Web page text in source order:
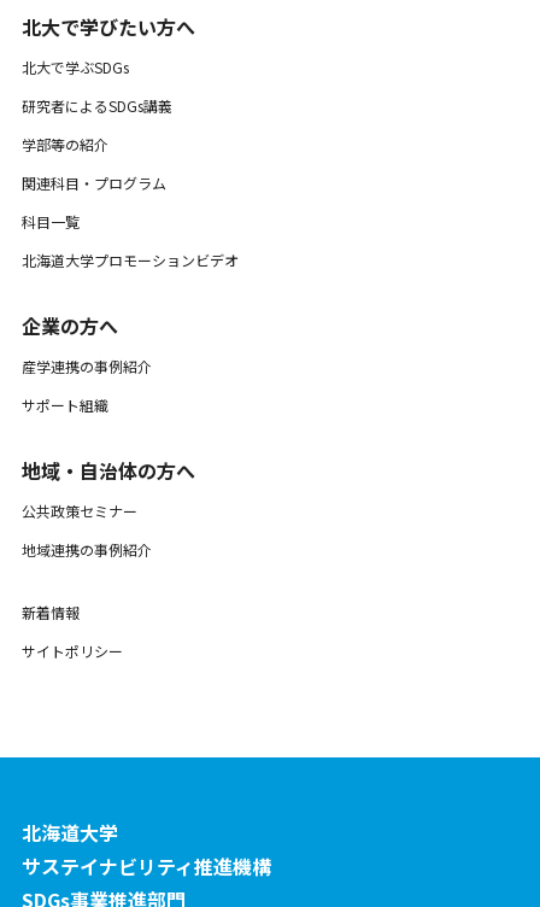
北大で学びたい方へ
北大で学ぶSDGs
研究者によるSDGs講義
学部等の紹介
関連科目・プログラム
科目一覧
北海道大学プロモーションビデオ
企業の方へ
産学連携の事例紹介
サポート組織
地域・自治体の方へ
公共政策セミナー
地域連携の事例紹介
新着情報
サイトポリシー
北海道大学
サステイナビリティ推進機構
SDGs事業推進部門